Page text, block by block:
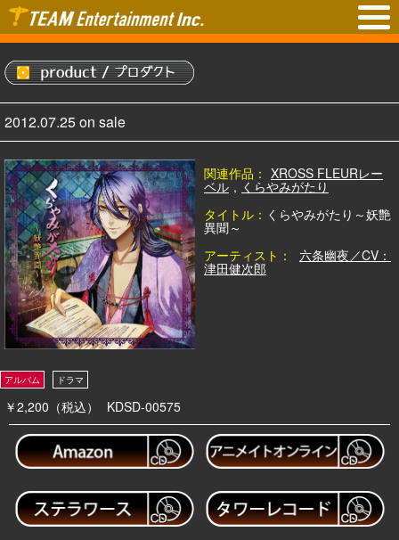
2012.07.25 on sale
関連作品： XROSS FLEURレー
ベル , くらやみがたり
タイトル： くらやみがたり～妖艶
異聞～
アーティスト：
六条幽夜／CV：
津田健次郎
￥2,200（税込） KDSD-00575